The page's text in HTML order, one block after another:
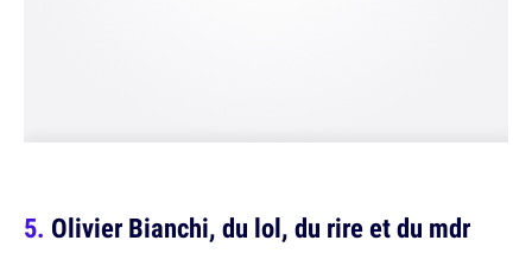
Olivier Bianchi, du lol, du rire et du mdr